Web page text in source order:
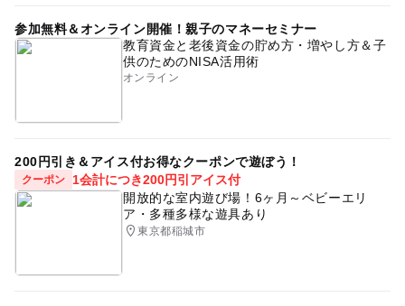
参加無料＆オンライン開催！親子のマネーセミナー
教育資金と老後資金の貯め方・増やし方＆子
供のためのNISA活用術
オンライン
200円引き＆アイス付お得なクーポンで遊ぼう！
クーポン 1会計につき200円引アイス付
開放的な室内遊び場！6ヶ月～ベビーエリ
ア・多種多様な遊具あり
東京都稲城市